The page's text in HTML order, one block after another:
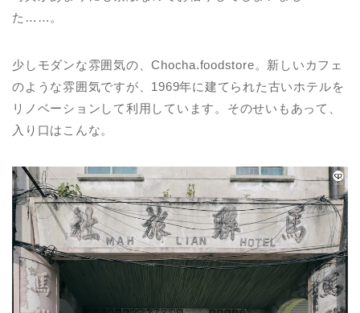
た……。
少しモダンな雰囲気の、Chocha.foodstore。新しいカフェ
のような雰囲気ですが、1969年に建てられた古いホテルを
リノベーションして利用しています。そのせいもあって、
入り口はこんな。